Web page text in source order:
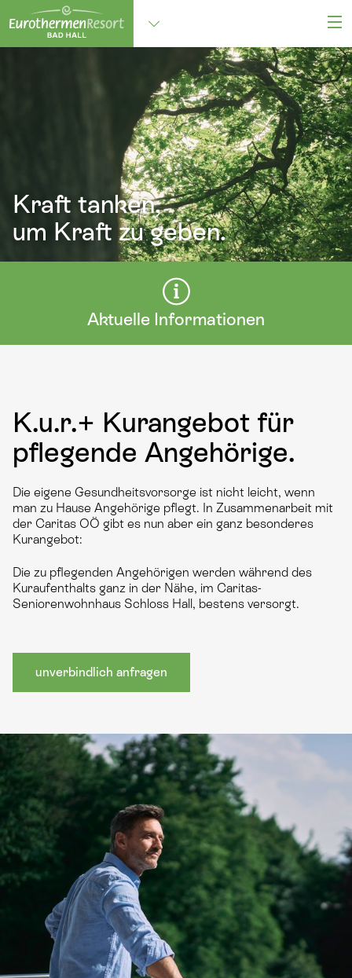
Kraft tanken,
um Kraft zu geben.
Aktuelle Informationen
K.u.r.+ Kurangebot für
pflegende Angehörige.
Die eigene Gesundheitsvorsorge ist nicht leicht, wenn
man zu Hause Angehörige pflegt. In Zusammenarbeit mit
der Caritas OÖ gibt es nun aber ein ganz besonderes
Kurangebot:
Die zu pflegenden Angehörigen werden während des
Kuraufenthalts ganz in der Nähe, im Caritas-
Seniorenwohnhaus Schloss Hall, bestens versorgt.
unverbindlich anfragen